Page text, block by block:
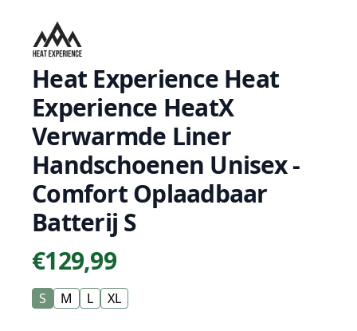
Heat Experience Heat
Experience HeatX
Verwarmde Liner
Handschoenen Unisex -
Comfort Oplaadbaar
Batterij S
Prijs
€129,99
S M L XL